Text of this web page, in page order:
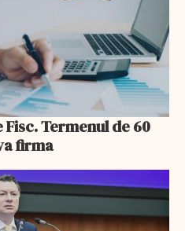
Termenul de 60
firma